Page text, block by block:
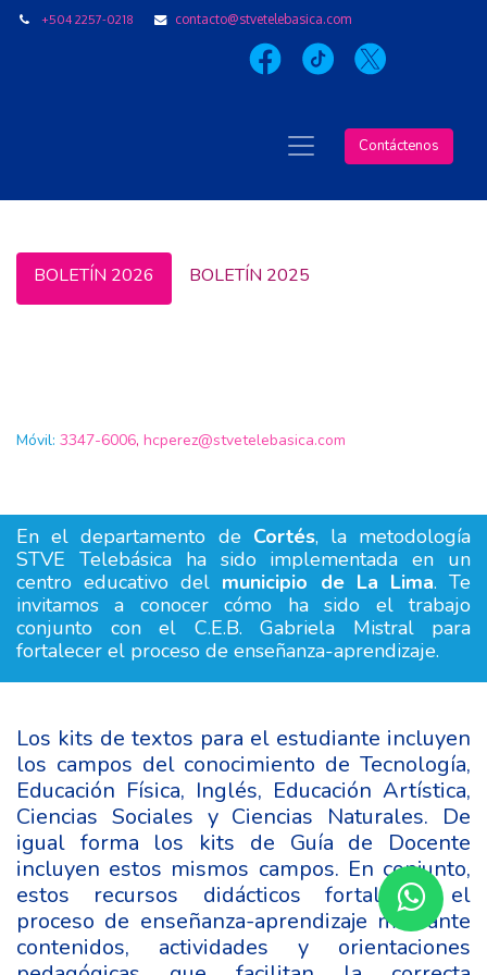
+504 2257-0218 contacto@stvetelebasica.com
Contáctenos
BOLETÍN 2026 BOLETÍN 2025
Móvil: 3347-6006, hcperez@stvetelebasica.com
En el departamento de Cortés, la metodología
STVE Telebásica ha sido implementada en un
centro educativo del municipio de La Lima. Te
invitamos a conocer cómo ha sido el trabajo
conjunto con el C.E.B. Gabriela Mistral para
fortalecer el proceso de enseñanza-aprendizaje.
Los kits de textos para el estudiante incluyen
los campos del conocimiento de Tecnología,
Educación Física, Inglés, Educación Artística,
Ciencias Sociales y Ciencias Naturales. De
igual forma los kits de Guía de Docente
incluyen estos mismos campos. En conjunto,
estos recursos didácticos fortalecen el
proceso de enseñanza-aprendizaje mediante
contenidos, actividades y orientaciones